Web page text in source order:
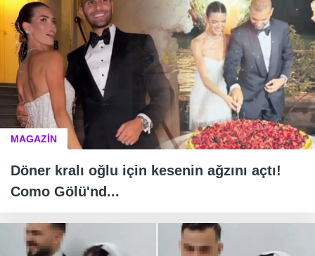
MAGAZİN
Döner kralı oğlu için kesenin ağzını açtı!
Como Gölü'nd...